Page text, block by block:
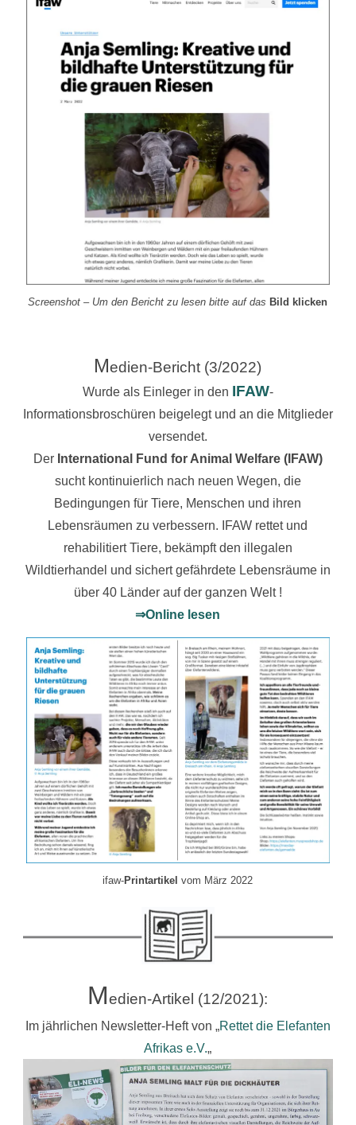
Screenshot – Um den Bericht zu lesen bitte auf das Bild klicken
Medien-Bericht (3/2022)
Wurde als Einleger in den IFAW-
Informationsbroschüren beigelegt und an die Mitglieder
versendet.
Der International Fund for Animal Welfare (IFAW)
sucht kontinuierlich nach neuen Wegen, die
Bedingungen für Tiere, Menschen und ihren
Lebensräumen zu verbessern. IFAW rettet und
rehabilitiert Tiere, bekämpft den illegalen
Wildtierhandel und sichert gefährdete Lebensräume in
über 40 Länder auf der ganzen Welt !
⇒Online lesen
ifaw-Printartikel vom März 2022
Medien-Artikel (12/2021):
Im jährlichen Newsletter-Heft von „Rettet die Elefanten
Afrikas e.V.„